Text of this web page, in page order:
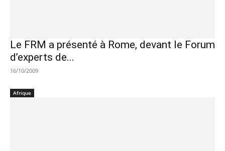
Le FRM a présenté à Rome, devant le Forum
d’experts de...
16/10/2009
Afrique